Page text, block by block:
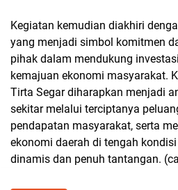
Kegiatan kemudian diakhiri
yang menjadi simbol komitmen
pihak dalam mendukung
kemajuan ekonomi masyarakat.
Tirta Segar diharapkan menjadi
sekitar melalui terciptanya
pendapatan masyarakat, serta
ekonomi daerah di tengah
dinamis dan penuh tantangan.